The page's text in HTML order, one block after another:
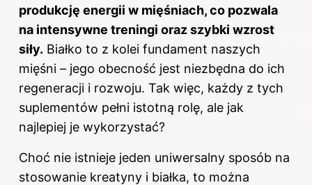
produkcję energii w mięśniach, co pozwala
na intensywne treningi oraz szybki wzrost
siły. Białko to z kolei fundament naszych
mięśni – jego obecność jest niezbędna do ich
regeneracji i rozwoju. Tak więc, każdy z tych
suplementów pełni istotną rolę, ale jak
najlepiej je wykorzystać?
Choć nie istnieje jeden uniwersalny sposób na
stosowanie kreatyny i białka, to można